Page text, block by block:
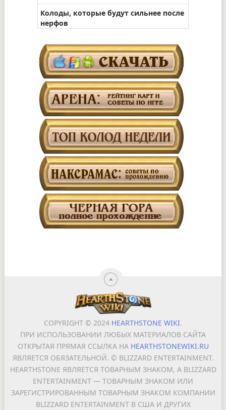
Колоды, которые будут сильнее после
нерфов
COPYRIGHT © 2024 HEARTHSTONE WIKI.
ПРИ ИСПОЛЬЗОВАНИИ ЛЮБЫХ МАТЕРИАЛОВ САЙТА
ОТКРЫТАЯ ПРЯМАЯ ССЫЛКА НА HEARTHSTONEWIKI.RU
ЯВЛЯЕТСЯ ОБЯЗАТЕЛЬНОЙ. © BLIZZARD ENTERTAINMENT.
HEARTHSTONE ЯВЛЯЕТСЯ ТОВАРНЫМ ЗНАКОМ, А BLIZZARD
ENTERTAINMENT — ТОВАРНЫМ ЗНАКОМ ИЛИ
ЗАРЕГИСТРИРОВАННЫМ ТОВАРНЫМ ЗНАКОМ КОМПАНИИ
BLIZZARD ENTERTAINMENT В США И ДРУГИХ